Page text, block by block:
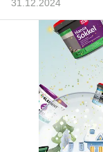
31.12.2024